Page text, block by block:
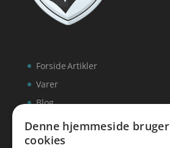
Forside
Varer
Blog
Kontakt
Artikler
Denne hjemmeside bruger
cookies